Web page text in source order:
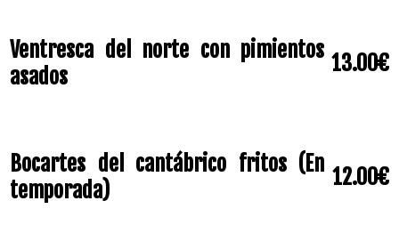
Ventresca del norte con pimientos
asados
13.00€
Bocartes del cantábrico fritos (En
temporada)
12.00€